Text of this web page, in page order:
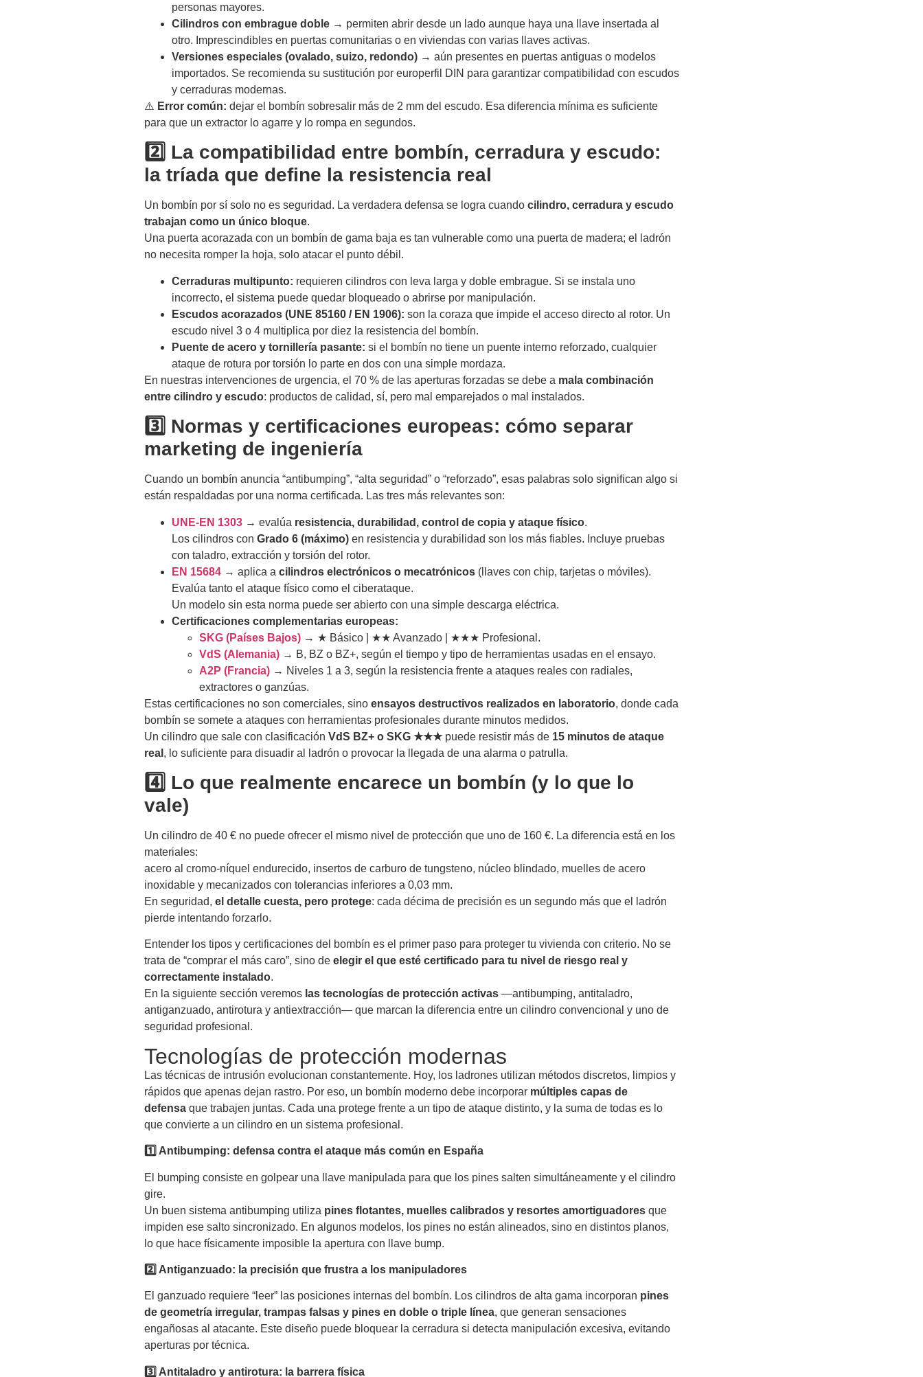
personas mayores.
Cilindros con embrague doble→ permiten abrir desde un lado aunque haya una llave insertada al
otro. Imprescindibles en puertas comunitarias o en viviendas con varias llaves activas.
Versiones especiales (ovalado, suizo, redondo)→ aún presentes en puertas antiguas o modelos
importados. Se recomienda su sustitución por europerfil DIN para garantizar compatibilidad con escudos
y cerraduras modernas.
⚠️ Error común: dejar el bombín sobresalir más de 2 mm del escudo. Esa diferencia mínima es suficiente
para que un extractor lo agarre y lo rompa en segundos.
2️⃣ La compatibilidad entre bombín, cerradura y escudo:
la tríada que define la resistencia real
Un bombín por sí solo no es seguridad. La verdadera defensa se logra cuando cilindro, cerradura y escudo
trabajan como un único bloque.
Una puerta acorazada con un bombín de gama baja es tan vulnerable como una puerta de madera; el ladrón
no necesita romper la hoja, solo atacar el punto débil.
Cerraduras multipunto: requieren cilindros con leva larga y doble embrague. Si se instala uno
incorrecto, el sistema puede quedar bloqueado o abrirse por manipulación.
Escudos acorazados (UNE 85160 / EN 1906): son la coraza que impide el acceso directo al rotor. Un
escudo nivel 3 o 4 multiplica por diez la resistencia del bombín.
Puente de acero y tornillería pasante: si el bombín no tiene un puente interno reforzado, cualquier
ataque de rotura por torsión lo parte en dos con una simple mordaza.
En nuestras intervenciones de urgencia, el 70 % de las aperturas forzadas se debe a mala combinación
entre cilindro y escudo: productos de calidad, sí, pero mal emparejados o mal instalados.
3️⃣ Normas y certificaciones europeas: cómo separar
marketing de ingeniería
Cuando un bombín anuncia “antibumping”, “alta seguridad” o “reforzado”, esas palabras solo significan algo si
están respaldadas por una norma certificada. Las tres más relevantes son:
UNE-EN 1303→ evalúa resistencia, durabilidad, control de copia y ataque físico.
Los cilindros con Grado 6 (máximo)en resistencia y durabilidad son los más fiables. Incluye pruebas
con taladro, extracción y torsión del rotor.
EN 15684→ aplica a cilindros electrónicos o mecatrónicos(llaves con chip, tarjetas o móviles).
Evalúa tanto el ataque físico como el ciberataque.
Un modelo sin esta norma puede ser abierto con una simple descarga eléctrica.
Certificaciones complementarias europeas:
SKG (Países Bajos)→ ★ Básico | ★★ Avanzado | ★★★ Profesional.
VdS (Alemania)→ B, BZ o BZ+, según el tiempo y tipo de herramientas usadas en el ensayo.
A2P (Francia)→ Niveles 1 a 3, según la resistencia frente a ataques reales con radiales,
extractores o ganzúas.
Estas certificaciones no son comerciales, sino ensayos destructivos realizados en laboratorio, donde cada
bombín se somete a ataques con herramientas profesionales durante minutos medidos.
Un cilindro que sale con clasificación VdS BZ+ o SKG ★★★puede resistir más de 15 minutos de ataque
real , lo suficiente para disuadir al ladrón o provocar la llegada de una alarma o patrulla.
4️⃣ Lo que realmente encarece un bombín (y lo que lo
vale)
Un cilindro de 40 € no puede ofrecer el mismo nivel de protección que uno de 160 €. La diferencia está en los
materiales:
acero al cromo-níquel endurecido, insertos de carburo de tungsteno, núcleo blindado, muelles de acero
inoxidable y mecanizados con tolerancias inferiores a 0,03 mm.
En seguridad, el detalle cuesta, pero protege: cada décima de precisión es un segundo más que el ladrón
pierde intentando forzarlo.
Entender los tipos y certificaciones del bombín es el primer paso para proteger tu vivienda con criterio. No se
trata de “comprar el más caro”, sino de elegir el que esté certificado para tu nivel de riesgo real y
correctamente instalado.
En la siguiente sección veremos las tecnologías de protección activas—antibumping, antitaladro,
antiganzuado, antirotura y antiextracción— que marcan la diferencia entre un cilindro convencional y uno de
seguridad profesional.
Tecnologías de protección modernas
Las técnicas de intrusión evolucionan constantemente. Hoy, los ladrones utilizan métodos discretos, limpios y
rápidos que apenas dejan rastro. Por eso, un bombín moderno debe incorporar múltiples capas de
defensaque trabajen juntas. Cada una protege frente a un tipo de ataque distinto, y la suma de todas es lo
que convierte a un cilindro en un sistema profesional.
1️⃣ Antibumping: defensa contra el ataque más común en España
El bumping consiste en golpear una llave manipulada para que los pines salten simultáneamente y el cilindro
gire.
Un buen sistema antibumping utiliza pines flotantes, muelles calibrados y resortes amortiguadoresque
impiden ese salto sincronizado. En algunos modelos, los pines no están alineados, sino en distintos planos,
lo que hace físicamente imposible la apertura con llave bump.
2️⃣ Antiganzuado: la precisión que frustra a los manipuladores
El ganzuado requiere “leer” las posiciones internas del bombín. Los cilindros de alta gama incorporan pines
de geometría irregular, trampas falsas y pines en doble o triple línea, que generan sensaciones
engañosas al atacante. Este diseño puede bloquear la cerradura si detecta manipulación excesiva, evitando
aperturas por técnica.
3️⃣ Antitaladro y antirotura: la barrera física